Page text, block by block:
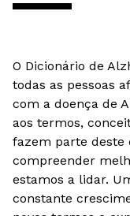
O Dicionário de
todas as pessoas
com a doença de
aos termos,
fazem parte deste
compreender
estamos a lidar.
constante